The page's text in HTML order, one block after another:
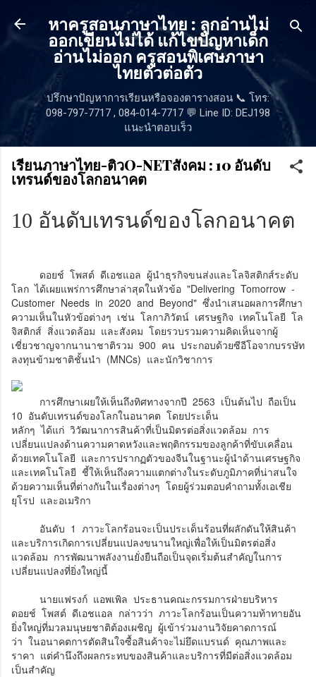
ข้ามไปที่เนื้อหาหลัก
หาครูสอนภาษาไทย : ลูกอ่านไม่
ออกเขียนไม่ได้ แก้ไขปัญหาเด็ก
อ่านไม่ออก ครูสอนพิเศษภาษา
ไทยตัวต่อตัว
ปรึกษาปัญหาการเรียนหรือจองตารางสอน 📞 โทร:
098-797-7717 , 084-014-7717 💬 Line ID: DEJ198
แนะนำตอบเร็ว
เรียนภาษาไทย-ติวO-NETสังคม : 10 อันดับ
เทรนด์ของโลกอนาคต
10 อันดับเทรนด์ของโลกอนาคต
ดอยช์ โพสต์ ดีเอชแอล ผู้นำธุรกิจขนส่งและโลจิสติกส์ระดับ
โลก ได้เผยแพร่การศึกษาล่าสุดในหัวข้อ "Delivering Tomorrow -
Customer Needs in 2020 and Beyond" ซึ่งนำเสนอผลการศึกษา
ความเห็นในหัวข้อต่างๆ เช่น โลกาภิวัตน์ เศรษฐกิจ เทคโนโลยี โล
จิสติกส์ สิ่งแวดล้อม และสังคม โดยรวบรวมความคิดเห็นจากผู้
เชี่ยวชาญจากนานาชาติรวม 900 คน ประกอบด้วยซีอีโอจากบรรษัท
ลงทุนข้ามชาติชั้นนำ (MNCs) และนักวิชาการ
การศึกษาเผยให้เห็นถึงทิศทางจากปี 2563 เป็นต้นไป ถือเป็น
10 อันดับเทรนด์ของโลกในอนาคต โดยประเด็น
หลักๆ ได้แก่ วิวัฒนาการสินค้าที่เป็นมิตรต่อสิ่งแวดล้อม การ
เปลี่ยนแปลงด้านความคาดหวังและพฤติกรรมของลูกค้าที่ขับเคลื่อน
ด้วยเทคโนโลยี และการปรากฏตัวของจีนในฐานะผู้นำด้านเศรษฐกิจ
และเทคโนโลยี ชี้ให้เห็นถึงความแตกต่างในระดับภูมิภาคที่น่าสนใจ
ด้วยความเห็นที่ต่างกันในเรื่องต่างๆ โดยผู้ร่วมตอบคำถามทั้งเอเชีย
ยุโรป และอเมริกา
อันดับ 1 ภาวะโลกร้อนจะเป็นประเด็นร้อนที่ผลักดันให้สินค้า
และบริการเกิดการเปลี่ยนแปลงขนานใหญ่เพื่อให้เป็นมิตรต่อสิ่ง
แวดล้อม การพัฒนาพลังงานยั่งยืนถือเป็นจุดเริ่มต้นสำคัญในการ
เปลี่ยนแปลงที่ยิ่งใหญ่นี้
นายแฟรงก์ แอพเพิล ประธานคณะกรรมการฝ่ายบริหาร
ดอยช์ โพสต์ ดีเอชแอล กล่าวว่า ภาวะโลกร้อนเป็นความท้าทายอัน
ยิ่งใหญ่ที่มวลมนุษยชาติต้องเผชิญ ผู้เข้าร่วมงานวิจัยคาดการณ์
ว่า ในอนาคตการตัดสินใจซื้อสินค้าจะไม่ยึดแบรนด์ คุณภาพและ
ราคา แต่คำนึงถึงผลกระทบของสินค้าและบริการที่มีต่อสิ่งแวดล้อม
เป็นสำคัญ